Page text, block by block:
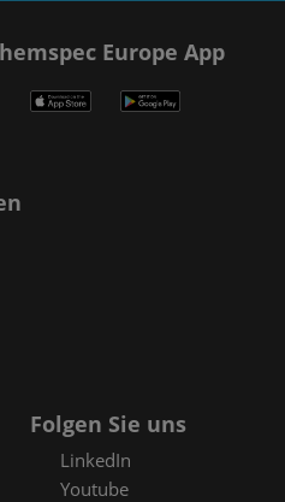
Europe App
Folgen Sie uns
LinkedIn
Youtube